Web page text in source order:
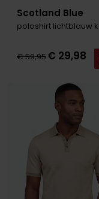
Scotland Blue
€ 59,95€ 29,98